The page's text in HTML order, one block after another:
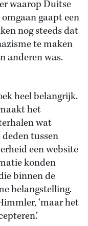
waarop Duitse
gaapt een
nog steeds dat
te maken
anderen was.
heel belangrijk.
het
wat
tussen
een website
konden
binnen de
belangstelling.
‘maar het